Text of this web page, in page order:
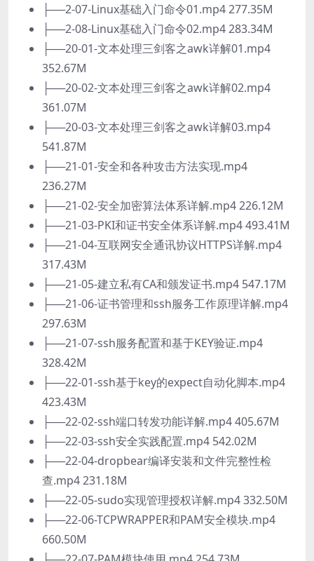
├──2-07-Linux基础入门命令01.mp4 277.35M
├──2-08-Linux基础入门命令02.mp4 283.34M
├──20-01-文本处理三剑客之awk详解01.mp4
352.67M
├──20-02-文本处理三剑客之awk详解02.mp4
361.07M
├──20-03-文本处理三剑客之awk详解03.mp4
541.87M
├──21-01-安全和各种攻击方法实现.mp4
236.27M
├──21-02-安全加密算法体系详解.mp4 226.12M
├──21-03-PKI和证书安全体系详解.mp4 493.41M
├──21-04-互联网安全通讯协议HTTPS详解.mp4
317.43M
├──21-05-建立私有CA和颁发证书.mp4 547.17M
├──21-06-证书管理和ssh服务工作原理详解.mp4
297.63M
├──21-07-ssh服务配置和基于KEY验证.mp4
328.42M
├──22-01-ssh基于key的expect自动化脚本.mp4
423.43M
├──22-02-ssh端口转发功能详解.mp4 405.67M
├──22-03-ssh安全实践配置.mp4 542.02M
├──22-04-dropbear编译安装和文件完整性检
查.mp4 231.18M
├──22-05-sudo实现管理授权详解.mp4 332.50M
├──22-06-TCPWRAPPER和PAM安全模块.mp4
660.50M